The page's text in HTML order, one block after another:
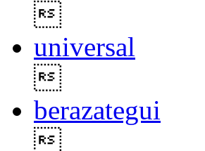
universal
berazategui